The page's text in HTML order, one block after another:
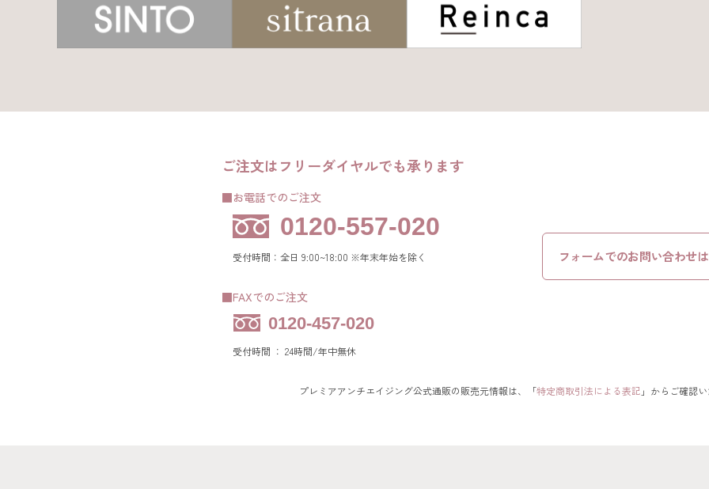
ご注文はフリーダイヤルでも承ります
■お電話でのご注文
0120-557-020
受付時間：全日 9:00~18:00 ※年末年始を除く
■FAXでのご注文
0120-457-020
受付時間 ： 24時間/年中無休
フォームでのお問い合わせ
プレミアアンチエイジング公式通販の販売元情報は、 「特定商取引法による表記 」からご確認い